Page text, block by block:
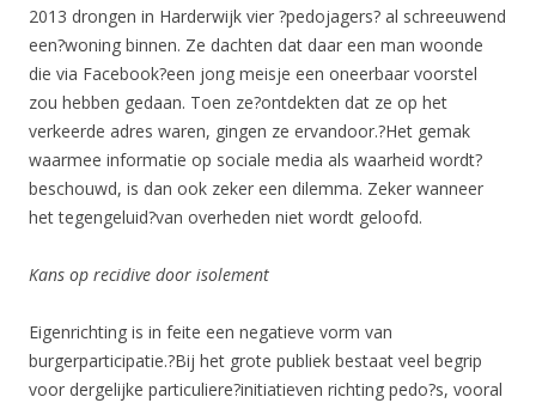
2013 drongen in Harderwijk vier ?pedojagers? al schreeuwend
een?woning binnen. Ze dachten dat daar een man woonde
die via Facebook?een jong meisje een oneerbaar voorstel
zou hebben gedaan. Toen ze?ontdekten dat ze op het
verkeerde adres waren, gingen ze ervandoor.?Het gemak
waarmee informatie op sociale media als waarheid wordt?
beschouwd, is dan ook zeker een dilemma. Zeker wanneer
het tegengeluid?van overheden niet wordt geloofd.
Kans op recidive door isolement
Eigenrichting is in feite een negatieve vorm van
burgerparticipatie.?Bij het grote publiek bestaat veel begrip
voor dergelijke particuliere?initiatieven richting pedo?s, vooral